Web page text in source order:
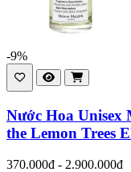
-9%
Nước Hoa Unisex
the Lemon Trees
370.000đ - 2.900.000đ